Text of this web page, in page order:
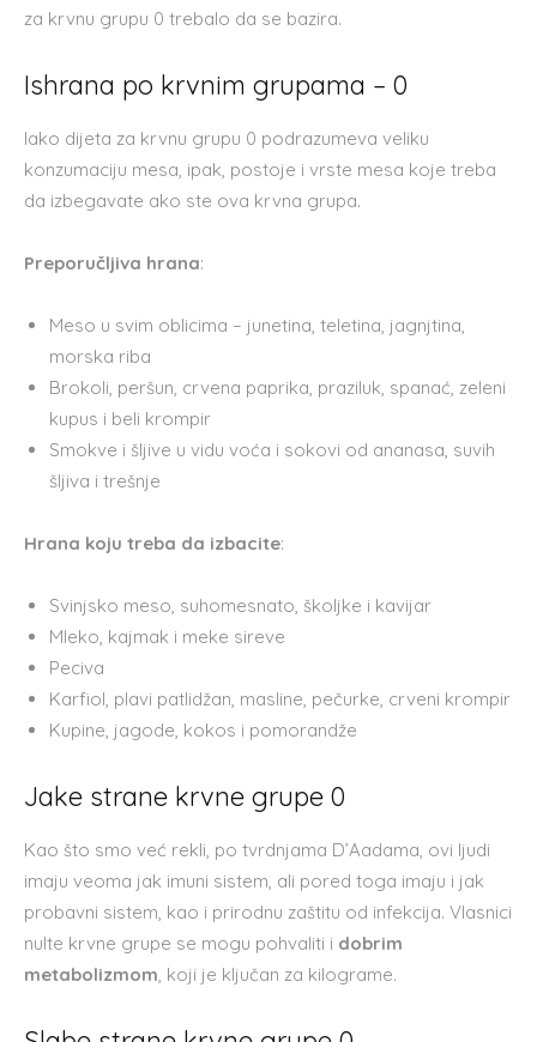
za krvnu grupu 0 trebalo da se bazira.
Ishrana po krvnim grupama – 0
Iako dijeta za krvnu grupu 0 podrazumeva veliku
konzumaciju mesa, ipak, postoje i vrste mesa koje treba
da izbegavate ako ste ova krvna grupa.
Preporučljiva hrana:
Meso u svim oblicima – junetina, teletina, jagnjtina,
morska riba
Brokoli, peršun, crvena paprika, praziluk, spanać, zeleni
kupus i beli krompir
Smokve i šljive u vidu voća i sokovi od ananasa, suvih
šljiva i trešnje
Hrana koju treba da izbacite:
Svinjsko meso, suhomesnato, školjke i kavijar
Mleko, kajmak i meke sireve
Peciva
Karfiol, plavi patlidžan, masline, pečurke, crveni krompir
Kupine, jagode, kokos i pomorandže
Jake strane krvne grupe 0
Kao što smo već rekli, po tvrdnjama D’Aadama, ovi ljudi
imaju veoma jak imuni sistem, ali pored toga imaju i jak
probavni sistem, kao i prirodnu zaštitu od infekcija. Vlasnici
nulte krvne grupe se mogu pohvaliti i dobrim
metabolizmom, koji je ključan za kilograme.